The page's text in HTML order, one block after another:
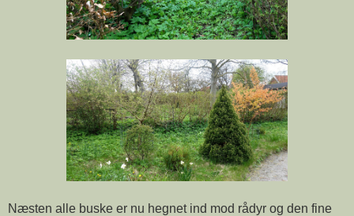
Næsten alle buske er nu hegnet ind mod rådyr og den fine